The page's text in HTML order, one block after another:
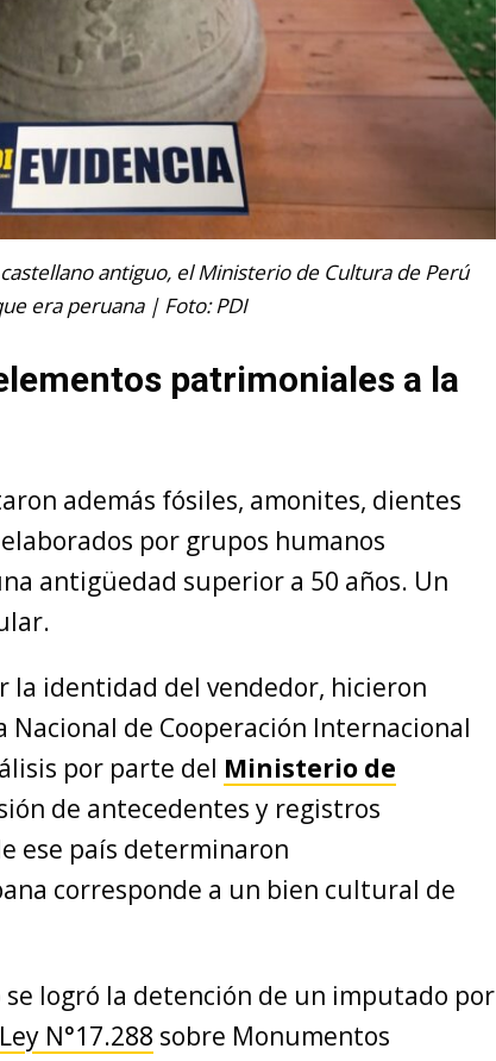
antiguo, el Ministerio de Cultura de Perú
era peruana | Foto: PDI
patrimoniales a la
además fósiles, amonites, dientes
por grupos humanos
antigüedad superior a 50 años. Un
la identidad del vendedor, hicieron
Nacional de Cooperación Internacional
por parte del Ministerio de
de antecedentes y registros
ese país determinaron
corresponde a un bien cultural de
logró la detención de un imputado por
N°17.288 sobre Monumentos